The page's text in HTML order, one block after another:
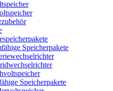
Speicherpakete
Speicherpakete